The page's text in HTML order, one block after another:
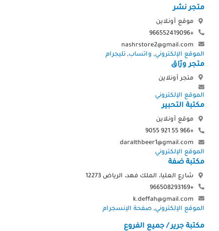
متجر نشر
موقع أونلاين
+966552419096
nashrstore2@gmail.com
الموقع الإلكتروني, واتساب, تليجرام
متجر ورّاق
متجر أونلاين
الموقع الإلكتروني
مكتبة التحبير
موقع أونلاين
+966 55 921 9055
daralthbeer1@gmail.com
الموقع الإلكتروني
مكتبة ضفة
شارع العليا، الملك فهد، الرياض 12273
+966508293169
k.deffah@gmail.com
الموقع الإلكتروني, صفحة الإنسجرام
مكتبة جرير / جميع الفروع